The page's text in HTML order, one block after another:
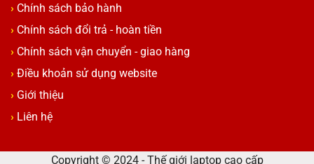
Chính sách bảo hành
Chính sách đổi trả - hoàn tiền
Chính sách vận chuyển - giao hàng
Điều khoản sử dụng website
Giới thiệu
Liên hệ
Copyright © 2024 - Thế giới laptop cao cấp